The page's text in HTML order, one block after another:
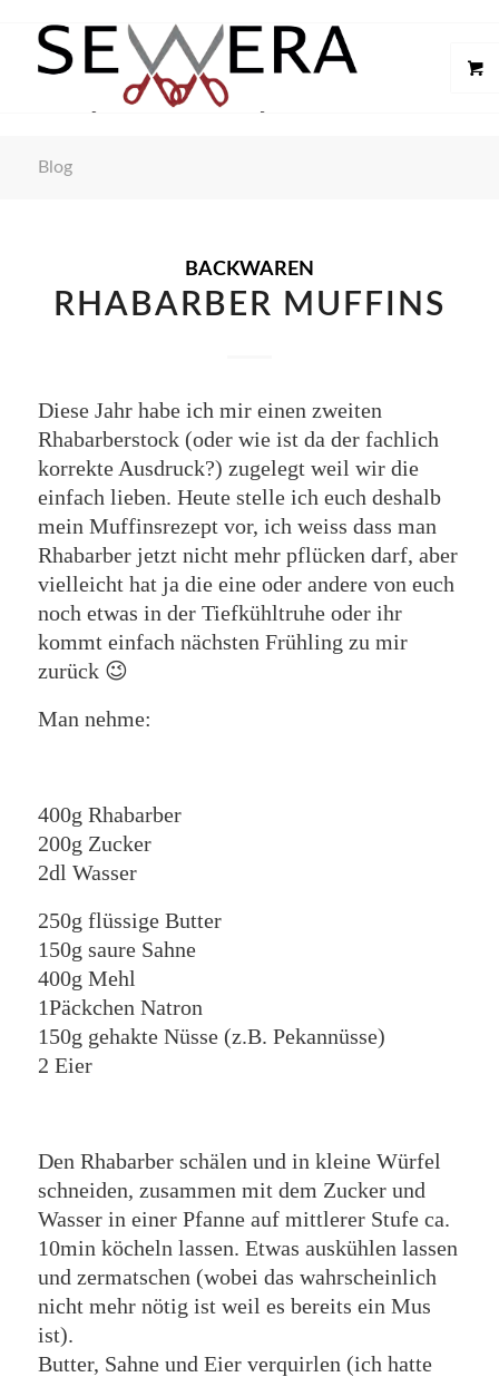
Blog
BACKWAREN
RHABARBER MUFFINS
Diese Jahr habe ich mir einen zweiten
Rhabarberstock (oder wie ist da der fachlich
korrekte Ausdruck?) zugelegt weil wir die
einfach lieben. Heute stelle ich euch deshalb
mein Muffinsrezept vor, ich weiss dass man
Rhabarber jetzt nicht mehr pflücken darf, aber
vielleicht hat ja die eine oder andere von euch
noch etwas in der Tiefkühltruhe oder ihr
kommt einfach nächsten Frühling zu mir
zurück 😉
Man nehme:
400g Rhabarber
200g Zucker
2dl Wasser
250g flüssige Butter
150g saure Sahne
400g Mehl
1Päckchen Natron
150g gehakte Nüsse (z.B. Pekannüsse)
2 Eier
Den Rhabarber schälen und in kleine Würfel
schneiden, zusammen mit dem Zucker und
Wasser in einer Pfanne auf mittlerer Stufe ca.
10min köcheln lassen. Etwas auskühlen lassen
und zermatschen (wobei das wahrscheinlich
nicht mehr nötig ist weil es bereits ein Mus
ist).
Butter, Sahne und Eier verquirlen (ich hatte